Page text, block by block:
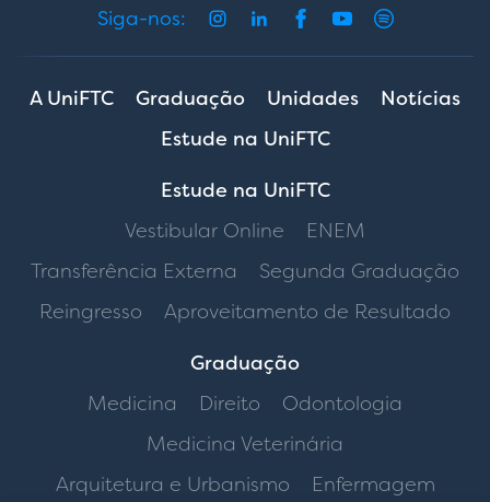
Siga-nos:
A UniFTC Graduação Unidades
Notícias
Estude na UniFTC
Estude na UniFTC
Vestibular Online
ENEM
Transferência Externa
Segunda Graduação
Reingresso
Aproveitamento de Resultado
Graduação
Medicina
Direito
Odontologia
Medicina Veterinária
Arquitetura e Urbanismo
Enfermagem